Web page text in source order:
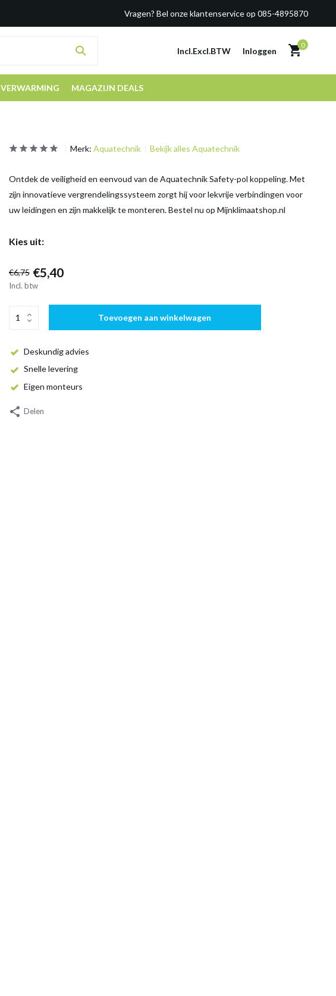
Vragen? Bel onze klantenservice op 085-4895870
Incl.Excl.BTW Inloggen
0
VERWARMING MAGAZIJN DEALS
Merk: Aquatechnik Bekijk alles Aquatechnik
Ontdek de veiligheid en eenvoud van de Aquatechnik Safety-pol koppeling. Met
zijn innovatieve vergrendelingssysteem zorgt hij voor lekvrije verbindingen voor
uw leidingen en zijn makkelijk te monteren. Bestel nu op Mijnklimaatshop.nl
Kies uit:
€6,75 €5,40
Incl. btw
Toevoegen aan winkelwagen
Deskundig advies
Snelle levering
Eigen monteurs
Delen